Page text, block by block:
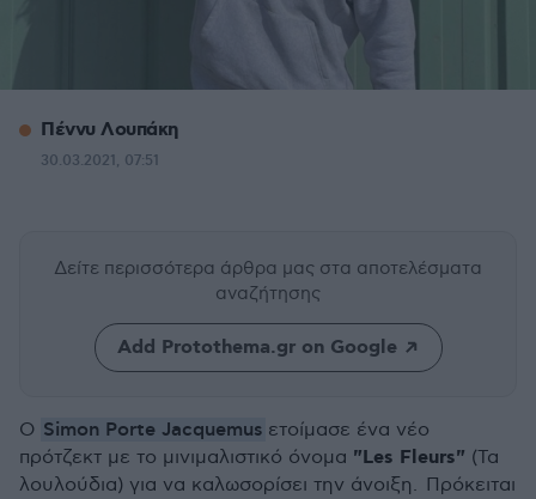
Πέννυ Λουπάκη
30.03.2021, 07:51
Δείτε περισσότερα άρθρα μας στα αποτελέσματα
αναζήτησης
Add Protothema.gr on Google
Ο Simon Porte Jacquemus ετοίμασε ένα νέο
πρότζεκτ με το μινιμαλιστικό όνομα "Les Fleurs" (Τα
λουλούδια) για να καλωσορίσει την άνοιξη. Πρόκειται